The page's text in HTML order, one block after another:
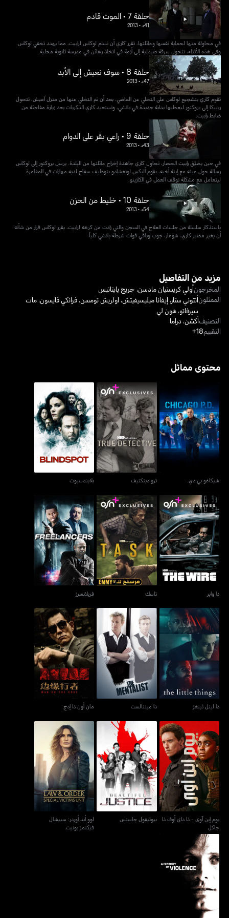
حلقة 7 • الموت قادم
41د •
2013
في محاولة منها لحماية نفسها وعائلتها، تقرر كاري أن تسلم لوكاس لرابيت، مما يهدد تخفي لوكاس.
وفي هذه الأثناء، تتحول سرقة صيدلية إلى أزمة في اتخاذ رهائن في مدرسة ثانوية محلية.
حلقة 8 • سوف نعيش إلى الأبد
47د •
2013
تقوم كاري بتشجيع لوكاس على التخلي عن الماضي. بعد أن تم التخلي عنها من منزل آميش، تتحول
ريبيكا إلى بروكتور ليعطيها بداية جديدة في بانشي، وتستعيد كاري الذكريات بعد زيارة مفاجئة من
ضابط رابيت.
حلقة 9 • راعي بقر على الدوام
43د •
2013
في حين يضيّق رابيت الحصار، تحاول كاري جاهدة إخراج عائلتها من البلدة. يرسل بروكتور إلى لوكاس
رسالة حول عبثه مع إبنة أخيه، يقوم أليكس لونغشادو بتوظيف سفاح لديه مهارات في المقامرة
ليتعامل مع مشكلة توقف العمل في الكازينو.
حلقة 10 • خليط من الحزن
54د •
2013
باستذكار سلسلة من جلسات العلاج في السجن والتي زادت من كرهه لرابيت، يقرر لوكاس قرار من شأنه
أن يغير مصير كاري، شوغار، جوب وباقي قوات شرطة بانشي كلياً.
مزيد من التفاصيل
المخرجونأولي كريستيان مادسن، جريج يايتانيس
الممثلونأنتوني ستار، إيفانا ميليسيفيتش، اولريش تومسن،فرانكي فايسون،مات
سيرفاتو،هون لي
التصنيفأكشن، دراما
التقييم18+
محتوى مماثل
شيكاغو بي.دي.
شيكاغو بي.دي.
ترو ديتكتيف
ترو ديتكتيف
بلايندسبوت
بلايندسبوت
ذا واير
ذا واير
تاسك
تاسك
فريلانسرز
فريلانسرز
ذا ليتل ثينغز
ذا ليتل ثينغز
ذا مينتالست
ذا مينتالست
مان أون ذا إدج
مان أون ذا إدج
يوم إبن آوى - ذا داي أوف ذا
جاكل
يوم إبن آوى - ذا داي أوف ذا
جاكل
بيوتيفول جاستس
بيوتيفول جاستس
لوو أند أوردر: سبيشال
فيكتمز يونيت
لوو أند أوردر: سبيشال
فيكتمز يونيت
إي هيستوري أوف فايلنس